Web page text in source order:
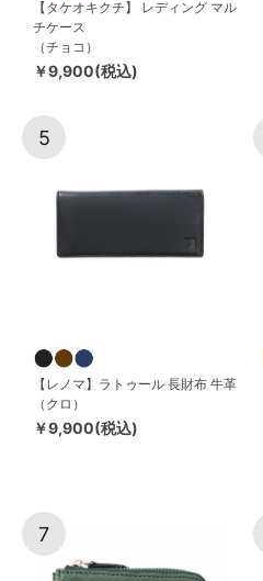
【タケオキクチ】 レディング マル
チケース
（チョコ）
￥9,900(税込)
5
【レノマ】ラトゥール 長財布 牛革
（クロ）
￥9,900(税込)
7